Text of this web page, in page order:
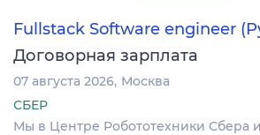
Fullstack Software engineer
Договорная зарплата
07 августа 2026 Москва
СБЕР
Мы в Центре Робототехники Сбера